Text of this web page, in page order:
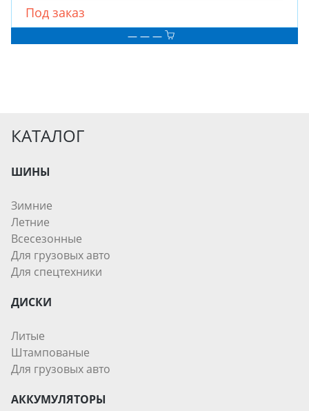
Под заказ
— — —
КАТАЛОГ
ШИНЫ
Зимние
Летние
Всесезонные
Для грузовых авто
Для спецтехники
ДИСКИ
Литые
Штампованые
Для грузовых авто
АККУМУЛЯТОРЫ